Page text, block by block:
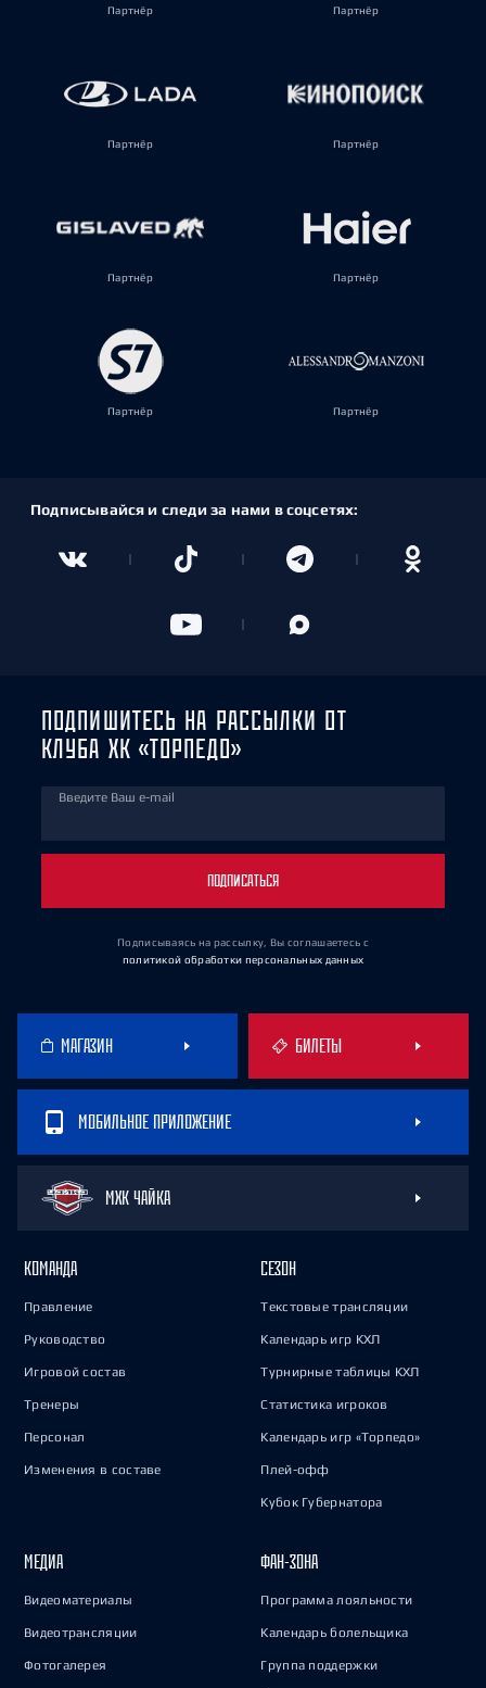
Партнёр Партнёр
Партнёр Партнёр
Партнёр Партнёр
Партнёр Партнёр
Подписывайся и следи за нами в соцсетях:
ПОДПИШИТЕСЬ НА РАССЫЛКИ ОТ
КЛУБА ХК «ТОРПЕДО»
Введите Ваш e-mail
ПОДПИСАТЬСЯ
Подписываясь на рассылку, Вы соглашаетесь с
политикой обработки персональных данных
МАГАЗИН БИЛЕТЫ
МОБИЛЬНОЕ ПРИЛОЖЕНИЕ
МХК ЧАЙКА
КОМАНДА
Правление
Руководство
Игровой состав
Тренеры
Персонал
Изменения в составе
СЕЗОН
Текстовые трансляции
Календарь игр КХЛ
Турнирные таблицы КХЛ
Статистика игроков
Календарь игр «Торпедо»
Плей-офф
Кубок Губернатора
МЕДИА
Видеоматериалы
Видеотрансляции
Фотогалерея
ФАН-ЗОНА
Программа лояльности
Календарь болельщика
Группа поддержки